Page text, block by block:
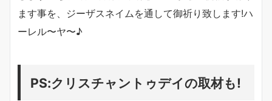
ます事を、ジーザスネイムを通して御祈り致します!ハ
ーレル〜ヤ〜♪
PS:クリスチャントゥデイの取材も!